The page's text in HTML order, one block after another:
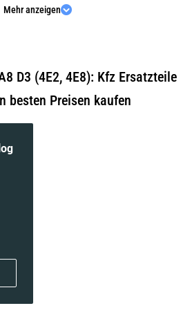
KW / 260 PS | ab 06/2005
Mehr anzeigen
D3 (4E2, 4E8): Kfz Ersatzteile
besten Preisen kaufen